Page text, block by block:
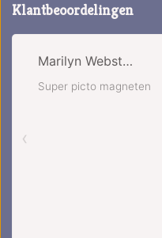
Klantbeoordelingen